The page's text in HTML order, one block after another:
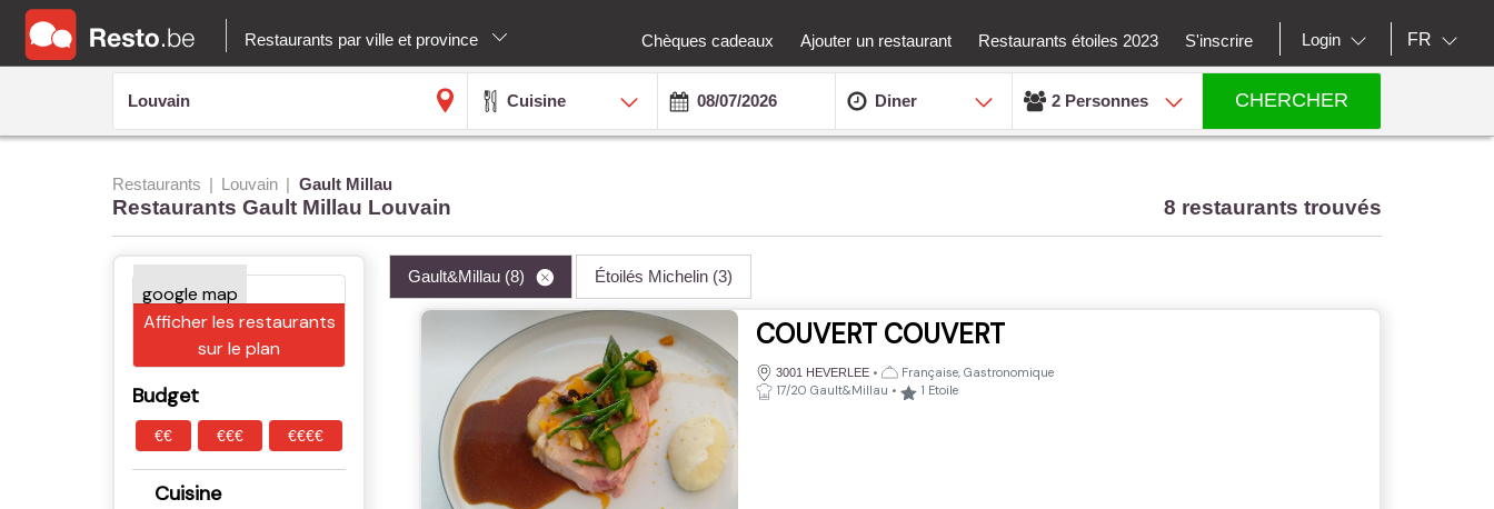
Restaurants par ville et province Chèques cadeaux Ajouter un restaurant Restaurants étoiles 2023 S'inscrire Login FR
Cuisine Diner 2 Personnes CHERCHER
Restaurants Louvain Gault Millau
Restaurants Gault Millau Louvain 8 restaurants trouvés
Afficher les restaurants
sur le plan
Budget
€€ €€€ €€€€
Cuisine
Gault&Millau (8) Étoilés Michelin (3)
COUVERT COUVERT
3001 HEVERLEE •
Française, Gastronomique
17/20 Gault&Millau • 1 Etoile